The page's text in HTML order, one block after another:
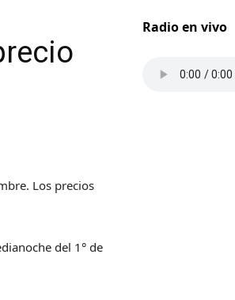
Los precios
del 1° de
Radio en vivo